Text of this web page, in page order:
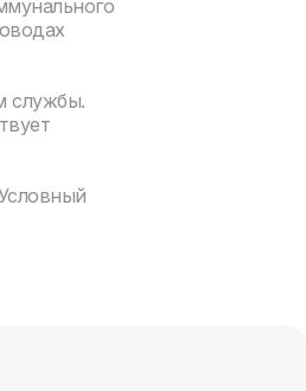
службы.